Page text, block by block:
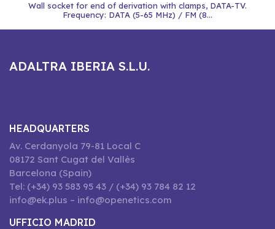
Wall socket for end of derivation with clamps, DATA-TV.
Frequency: DATA (5-65 MHz) / FM (8...
ADALTRA IBERIA S.L.U.
HEADQUARTERS
Av. Cerdanyola 79-81 Local C
08172 Sant Cugat del Vallès
Barcelona (Spain)
Tel: (+34) 93 583 95 43 / (+34) 93 784 82 12
info@ek.plus – info@openetics.com
UFFICIO MADRID